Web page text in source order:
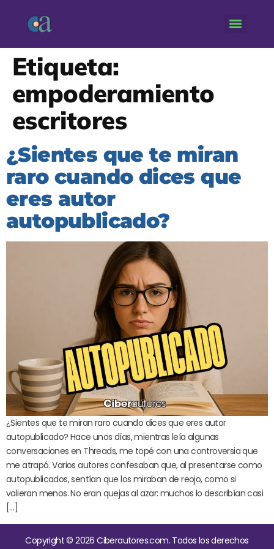
Etiqueta:
empoderamiento
escritores
¿Sientes que te miran
raro cuando dices que
eres autor
autopublicado?
¿Sientes que te miran raro cuando dices que eres autor
autopublicado? Hace unos días, mientras leía algunas
conversaciones en Threads, me topé con una controversia que
me atrapó. Varios autores confesaban que, al presentarse como
autopublicados, sentían que los miraban de reojo, como si
valieran menos. No eran quejas al azar: muchos lo describían casi
[…]
Copyright © 2026 Ciberautores.com. Todos los derechos